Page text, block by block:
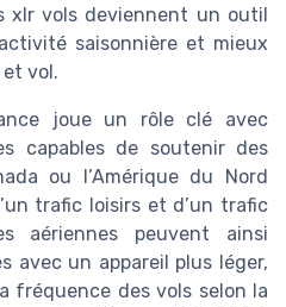
xlr vols deviennent un outil
saisonnière et mieux
vol.
joue un rôle clé avec
capables de soutenir des
ou l’Amérique du Nord
trafic loisirs et d’un trafic
aériennes peuvent ainsi
avec un appareil plus léger,
fréquence des vols selon la